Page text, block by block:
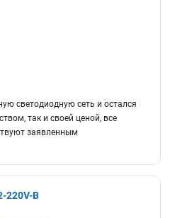
светодиодную сеть и остался
так и своей ценой, все
заявленным
220V-B